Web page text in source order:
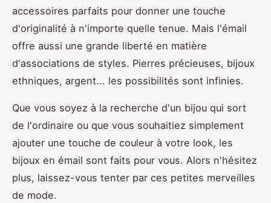
accessoires parfaits pour donner une touche
d'originalité à n'importe quelle tenue. Mais l'émail
offre aussi une grande liberté en matière
d'associations de styles. Pierres précieuses, bijoux
ethniques, argent... les possibilités sont infinies.
Que vous soyez à la recherche d'un bijou qui sort
de l'ordinaire ou que vous souhaitiez simplement
ajouter une touche de couleur à votre look, les
bijoux en émail sont faits pour vous. Alors n'hésitez
plus, laissez-vous tenter par ces petites merveilles
de mode.